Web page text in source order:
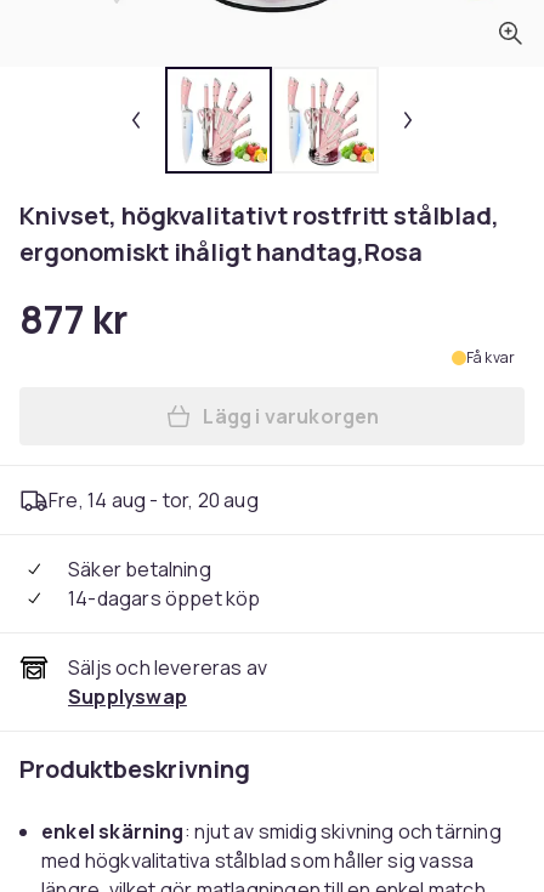
Knivset, högkvalitativt rostfritt stålblad,
ergonomiskt ihåligt handtag,Rosa
877 kr
Få kvar
Lägg till Knivset,
Lägg i varukorgen
Fre, 14 aug - tor, 20 aug
Säker betalning
14-dagars öppet köp
Säljs och levereras av
Supplyswap
Produktbeskrivning
enkel skärning: njut av smidig skivning och tärning
med högkvalitativa stålblad som håller sig vassa